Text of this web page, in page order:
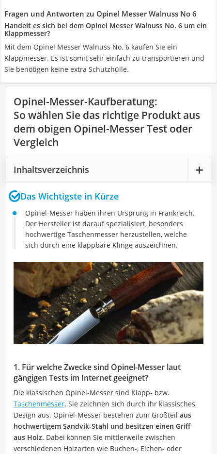
Fragen und Antworten zu Opinel Messer Walnuss No 6
Handelt es sich bei dem Opinel Messer Walnuss No. 6 um ein
Klappmesser?
Mit dem Opinel Messer Walnuss No. 6 kaufen Sie ein
Klappmesser. Es ist somit sehr einfach zu transportieren und
Sie benötigen keine extra Schutzhülle.
Opinel-Messer-Kaufberatung:
So wählen Sie das richtige Produkt aus
dem obigen Opinel-Messer Test oder
Vergleich
Inhaltsverzeichnis
Das Wichtigste in Kürze
Opinel-Messer haben ihren Ursprung in Frankreich.
Der Hersteller ist darauf spezialisiert, besonders
hochwertige Taschenmesser herzustellen, welche
sich durch eine klappbare Klinge auszeichnen.
1. Für welche Zwecke sind Opinel-Messer laut
gängigen Tests im Internet geeignet?
Die klassischen Opinel-Messer sind Klapp- bzw.
Taschenmesser. Sie zeichnen sich durch ihr klassisches
Design aus. Opinel-Messer bestehen zum Großteil aus
hochwertigem Sandvik-Stahl und besitzen einen Griff
aus Holz. Dabei können Sie mittlerweile zwischen
verschiedenen Holzarten wie Buchen-, Eichen- oder